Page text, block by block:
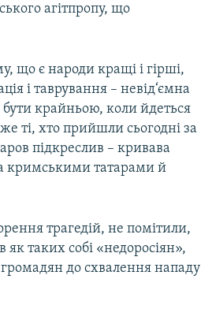
агітпропу, що
що є народи кращі і гірші,
і таврування – невід‘ємна
крайньою, коли йдеться
ті, хто прийшли сьогодні за
підкреслив – кривава
кримськими татарами й
трагедій, не помітили,
як таких собі «недоросіян»,
до схвалення нападу